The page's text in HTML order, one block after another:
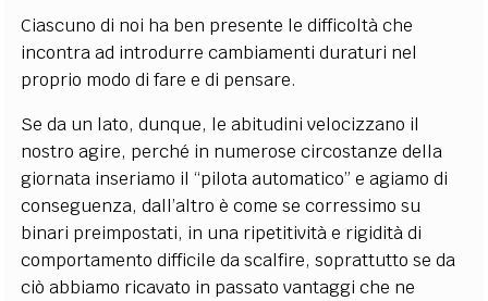
Ciascuno di noi ha ben presente le difficoltà che
incontra ad introdurre cambiamenti duraturi nel
proprio modo di fare e di pensare.
Se da un lato, dunque, le abitudini velocizzano il
nostro agire, perché in numerose circostanze della
giornata inseriamo il “pilota automatico” e agiamo di
conseguenza, dall’altro è come se corressimo su
binari preimpostati, in una ripetitività e rigidità di
comportamento difficile da scalfire, soprattutto se da
ciò abbiamo ricavato in passato vantaggi che ne